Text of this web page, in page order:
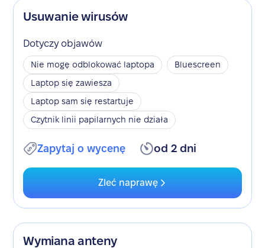
Usuwanie wirusów
Dotyczy objawów
Nie mogę odblokować laptopa
Bluescreen
Laptop się zawiesza
Laptop sam się restartuje
Czytnik linii papilarnych nie działa
Zapytaj o wycenę od 2 dni
Zleć naprawę
Wymiana anteny